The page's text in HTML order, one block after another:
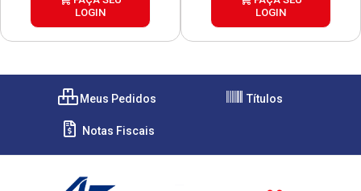
LOGIN
LOGIN
Meus Pedidos Títulos
Notas Fiscais